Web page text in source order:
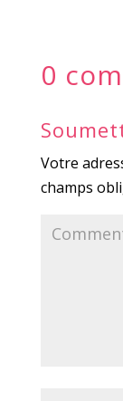
0
Votre
champs